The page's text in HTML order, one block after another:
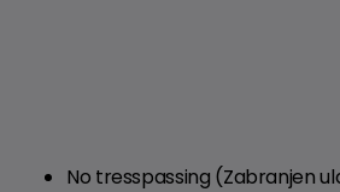
No tresspassing (Zabranjen